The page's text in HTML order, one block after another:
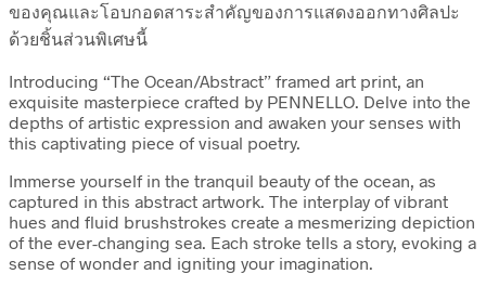
ของคุณและโอบกอดสาระสำคัญของการแสดงออกทางศิลปะ
ด้วยชิ้นส่วนพิเศษนี้
Introducing “The Ocean/Abstract” framed art print, an
exquisite masterpiece crafted by PENNELLO. Delve into the
depths of artistic expression and awaken your senses with
this captivating piece of visual poetry.
Immerse yourself in the tranquil beauty of the ocean, as
captured in this abstract artwork. The interplay of vibrant
hues and fluid brushstrokes create a mesmerizing depiction
of the ever-changing sea. Each stroke tells a story, evoking a
sense of wonder and igniting your imagination.